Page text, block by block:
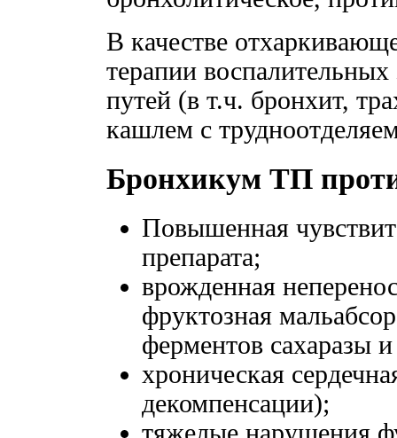
В качестве
терапии
путей (в т.ч. бронхит,
кашлем с
Бронхикум ТП
Повышенная
препарата;
врожденная
фруктозная
ферментов сахаразы
хроническая
декомпенсации);
тяжелые нарушения